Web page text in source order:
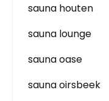
sauna houten
sauna lounge
sauna oase
sauna oirsbeek